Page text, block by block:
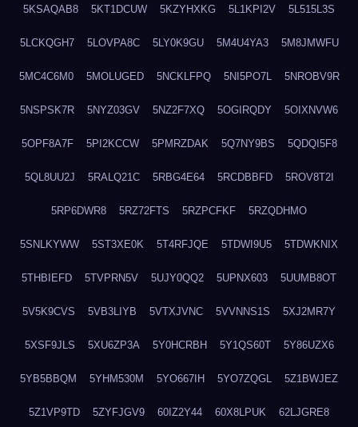
5KSAQAB8 5KT1DCUW 5KZYHXKG 5L1KPI2V 5L515L3S
5LCKQGH7 5LOVPA8C 5LY0K9GU 5M4U4YA3 5M8JMWFU
5MC4C6M0 5MOLUGED 5NCKLFPQ 5NI5PO7L 5NROBV9R
5NSPSK7R 5NYZ03GV 5NZ2F7XQ 5OGIRQDY 5OIXNVW6
5OPF8A7F 5PI2KCCW 5PMRZDAK 5Q7NY9BS 5QDQI5F8
5QL8UU2J 5RALQ21C 5RBG4E64 5RCDBBFD 5ROV8T2I
5RP6DWR8 5RZ72FTS 5RZPCFKF 5RZQDHMO
5SNLKYWW 5ST3XE0K 5T4RFJQE 5TDWI9U5 5TDWKNIX
5THBIEFD 5TVPRN5V 5UJY0QQ2 5UPNX603 5UUMB8OT
5V5K9CVS 5VB3LIYB 5VTXJVNC 5VVNNS1S 5XJ2MR7Y
5XSF9JLS 5XU6ZP3A 5Y0HCRBH 5Y1QS60T 5Y86UZX6
5YB5BBQM 5YHM530M 5YO667IH 5YO7ZQGL 5Z1BWJEZ
5Z1VP9TD 5ZYFJGV9 60IZ2Y44 60X8LPUK 62LJGRE8